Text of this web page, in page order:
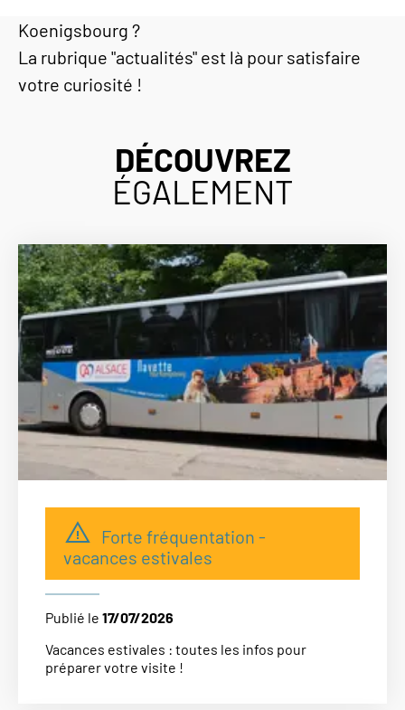
Koenigsbourg ?
La rubrique "actualités" est là pour satisfaire
votre curiosité !
DÉCOUVREZ
ÉGALEMENT
Forte fréquentation -
vacances estivales
Publié le 17/07/2026
Vacances estivales : toutes les infos pour
préparer votre visite !